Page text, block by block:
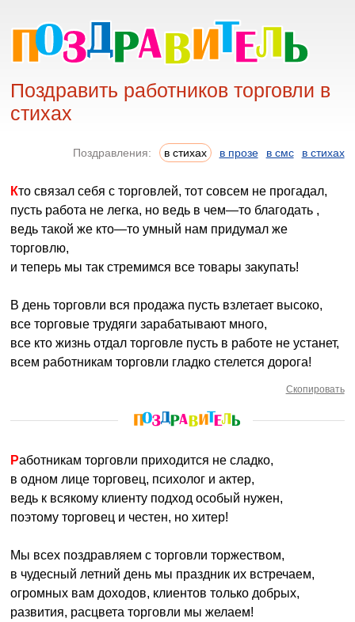
Поздравить работников торговли в
стихах
Поздравления: в стихах в прозе в смс в стихах
Кто связал себя с торговлей, тот совсем не прогадал,
пусть работа не легка, но ведь в чем—то благодать ,
ведь такой же кто—то умный нам придумал же
торговлю,
и теперь мы так стремимся все товары закупать!
В день торговли вся продажа пусть взлетает высоко,
все торговые трудяги зарабатывают много,
все кто жизнь отдал торговле пусть в работе не устанет,
всем работникам торговли гладко стелется дорога!
Скопировать
Работникам торговли приходится не сладко,
в одном лице торговец, психолог и актер,
ведь к всякому клиенту подход особый нужен,
поэтому торговец и честен, но хитер!
Мы всех поздравляем с торговли торжеством,
в чудесный летний день мы праздник их встречаем,
огромных вам доходов, клиентов только добрых,
развития, расцвета торговли мы желаем!